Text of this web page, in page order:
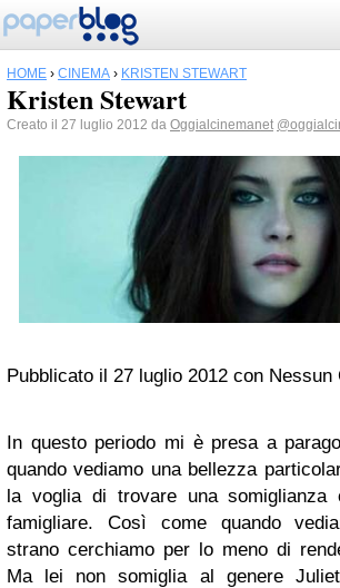
HOME › CINEMA › KRISTEN STEWART
Kristen Stewart
Creato il 27 luglio 2012 da Oggialcinemanet
Pubblicato il 27 luglio 2012 con Nessun
In questo periodo mi è presa a
quando vediamo una bellezza
la voglia di trovare una
famigliare. Così come quando
strano cerchiamo per lo meno di
Ma lei non somiglia al genere